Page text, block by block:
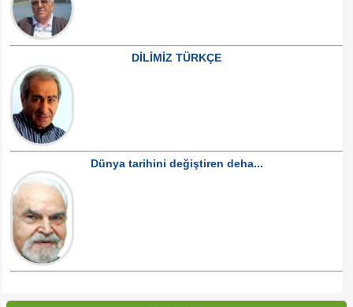
DİLİMİZ TÜRKÇE
Dünya tarihini değiştiren deha...